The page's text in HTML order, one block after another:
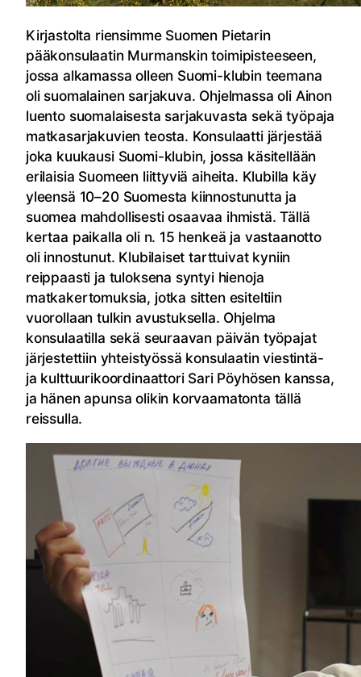
Kirjastolta riensimme Suomen Pietarin
pääkonsulaatin Murmanskin toimipisteeseen,
jossa alkamassa olleen Suomi-klubin teemana
oli suomalainen sarjakuva. Ohjelmassa oli Ainon
luento suomalaisesta sarjakuvasta sekä työpaja
matkasarjakuvien teosta. Konsulaatti järjestää
joka kuukausi Suomi-klubin, jossa käsitellään
erilaisia Suomeen liittyviä aiheita. Klubilla käy
yleensä 10–20 Suomesta kiinnostunutta ja
suomea mahdollisesti osaavaa ihmistä. Tällä
kertaa paikalla oli n. 15 henkeä ja vastaanotto
oli innostunut. Klubilaiset tarttuivat kyniin
reippaasti ja tuloksena syntyi hienoja
matkakertomuksia, jotka sitten esiteltiin
vuorollaan tulkin avustuksella. Ohjelma
konsulaatilla sekä seuraavan päivän työpajat
järjestettiin yhteistyössä konsulaatin viestintä-
ja kulttuurikoordinaattori Sari Pöyhösen kanssa,
ja hänen apunsa olikin korvaamatonta tällä
reissulla.